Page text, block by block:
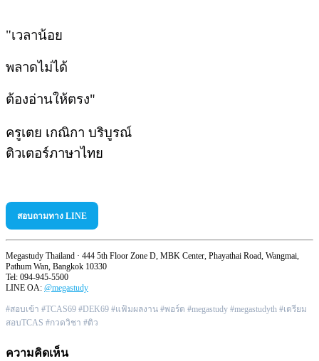
"​เวลาน้อย
พลาดไม่ได้
ต้องอ่านให้ตรง"
ครูเตย เกณิกา บริบูรณ์
ติวเตอร์ภาษาไทย​
สอบถามทาง LINE
Megastudy Thailand · 444 5th Floor Zone D, MBK Center, Phayathai Road, Wangmai,
Pathum Wan, Bangkok 10330
Tel: 094-945-5500
LINE OA: @megastudy
#สอบเข้า #TCAS69 #DEK69 #แฟ้มผลงาน #พอร์ต #megastudy #megastudyth #เตรียม
สอบTCAS #กวดวิชา #ติว
ความคิดเห็น